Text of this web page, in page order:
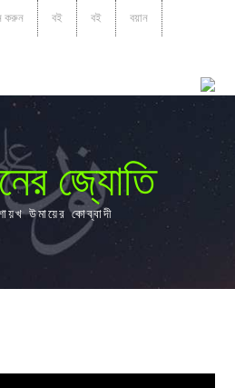
করুন বই বই বয়ান
জ্যোতি
উমায়ের কোব্বাদী